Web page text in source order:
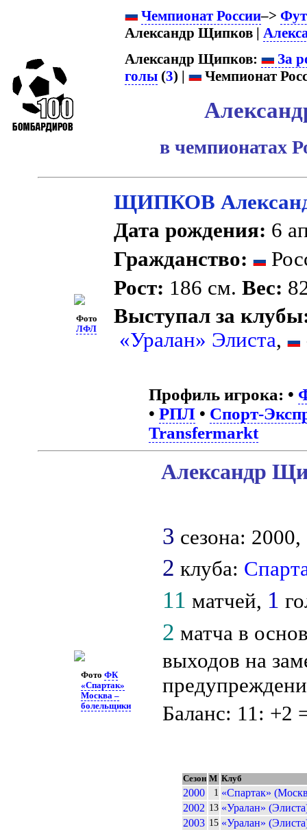
Чемпионат России–>
Александр Щипков |
Александр Щипков:
За
голы (3) | Чемпионат
в чемпионатах
Фото
ЛФЛ
ЩИПКОВ
Дата рождения: 6
Гражданство:
Рост: 186 см.Вес:
Выступал за
«Уралан» Элиста,
Профиль игрока: •
•РПЛ • Спорт-
Transfermarkt
ФотоФК
«Спартак»
Москва –
болельщики
Александр
3 сезона:
2 клуба:
11 матчей, 1
2 матча в
выходов на
Баланс: 11: +2
Сезон М Клуб
2000 1 «Спартак»
2002 13 «Уралан»
2003 15 «Уралан»